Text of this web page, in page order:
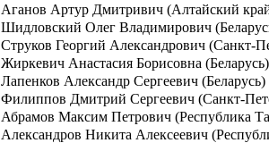
Аганов Артур Дмитривич (Алтайский
Шидловский Олег Владимирович
Струков Георгий Александрович (Санкт-
Жиркевич Анастасия Борисовна (Беларусь)
Лапенков Александр Сергеевич (Беларусь)
Филиппов Дмитрий Сергеевич (Санкт-
Абрамов Максим Петрович (Республика
Александров Никита Алексеевич